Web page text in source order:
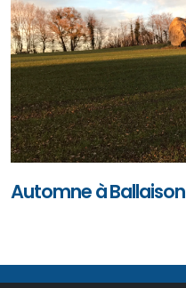
Automne à Ballaison